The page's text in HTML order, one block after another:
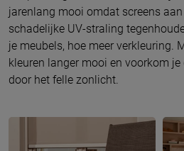
jarenlang mooi omdat screens
schadelijke UV-straling
je meubels, hoe meer verkleuring.
kleuren langer mooi en voorkom
door het felle zonlicht.